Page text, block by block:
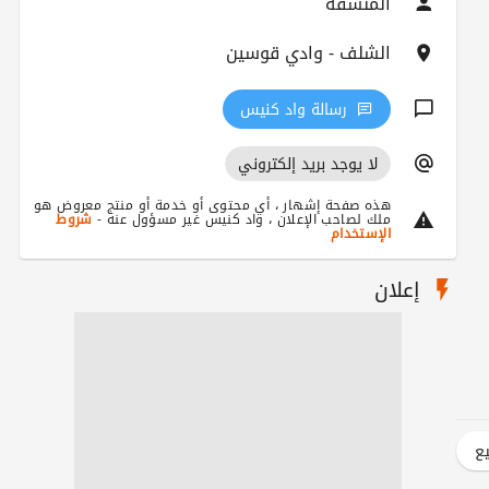
الشلف - وادي قوسين
رسالة واد كنيس
لا يوجد بريد إلكتروني
هذه صفحة إشهار ، أي محتوى أو خدمة أو منتج معروض هو
ملك لصاحب الإعلان ، واد كنيس غير مسؤول عنه - شروط
الإستخدام
إعلان